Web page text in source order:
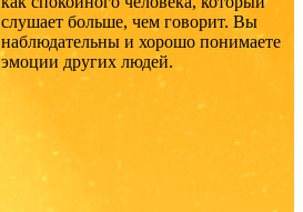
слушает больше, чем говорит. Вы
наблюдательны и хорошо понимаете
эмоции других людей.